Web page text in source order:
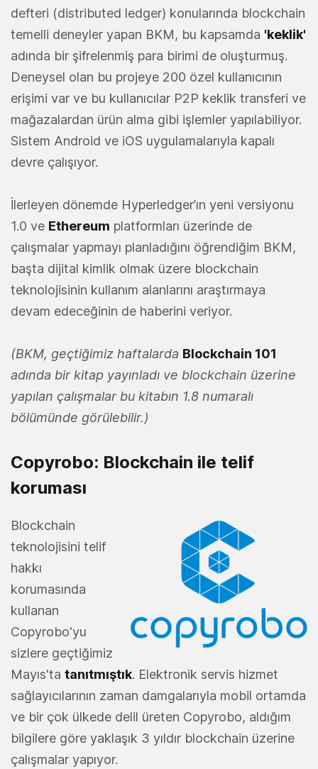
defteri (distributed ledger) konularında blockchain
temelli deneyler yapan BKM, bu kapsamda 'keklik'
adında bir şifrelenmiş para birimi de oluşturmuş.
Deneysel olan bu projeye 200 özel kullanıcının
erişimi var ve bu kullanıcılar P2P keklik transferi ve
mağazalardan ürün alma gibi işlemler yapılabiliyor.
Sistem Android ve iOS uygulamalarıyla kapalı
devre çalışıyor.
İlerleyen dönemde Hyperledger’ın yeni versiyonu
1.0 ve Ethereum platformları üzerinde de
çalışmalar yapmayı planladığını öğrendiğim BKM,
başta dijital kimlik olmak üzere blockchain
teknolojisinin kullanım alanlarını araştırmaya
devam edeceğinin de haberini veriyor.
(BKM, geçtiğimiz haftalarda Blockchain 101
adında bir kitap yayınladı ve blockchain üzerine
yapılan çalışmalar bu kitabın 1.8 numaralı
bölümünde görülebilir.)
Copyrobo: Blockchain ile telif
koruması
Blockchain
teknolojisini telif
hakkı
korumasında
kullanan
Copyrobo'yu
sizlere geçtiğimiz
Mayıs'ta tanıtmıştık. Elektronik servis hizmet
sağlayıcılarının zaman damgalarıyla mobil ortamda
ve bir çok ülkede delil üreten Copyrobo, aldığım
bilgilere göre yaklaşık 3 yıldır blockchain üzerine
çalışmalar yapıyor.